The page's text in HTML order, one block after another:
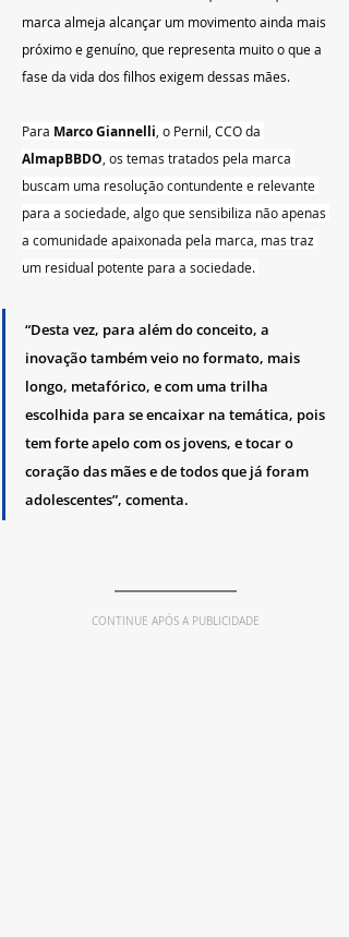
marca almeja alcançar um movimento ainda mais
próximo e genuíno, que representa muito o que a
fase da vida dos filhos exigem dessas mães.
Para Marco Giannelli , o Pernil, CCO da
AlmapBBDO , os temas tratados pela marca
buscam uma resolução contundente e relevante
para a sociedade, algo que sensibiliza não apenas
a comunidade apaixonada pela marca, mas traz
um residual potente para a sociedade.
“Desta vez, para além do conceito, a
inovação também veio no formato, mais
longo, metafórico, e com uma trilha
escolhida para se encaixar na temática, pois
tem forte apelo com os jovens, e tocar o
coração das mães e de todos que já foram
adolescentes”, comenta.
CONTINUE APÓS A PUBLICIDADE